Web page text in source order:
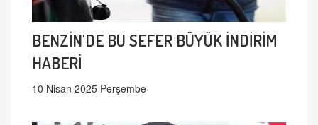
BENZİN'DE BU SEFER BÜYÜK İNDİRİM
HABERİ
10 Nisan 2025 Perşembe